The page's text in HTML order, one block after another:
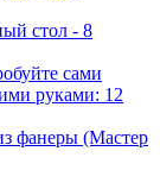
стол - 8
сами
руками: 12
фанеры (Мастер